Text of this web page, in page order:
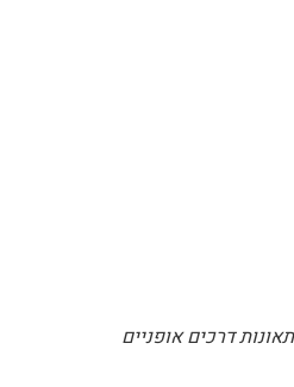
תאונות דרכים אופניים